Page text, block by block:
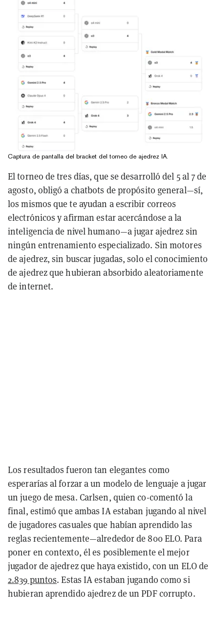
Captura de pantalla del bracket del torneo de ajedrez IA.
El torneo de tres días, que se desarrolló del 5 al 7 de
agosto, obligó a chatbots de propósito general—sí,
los mismos que te ayudan a escribir correos
electrónicos y afirman estar acercándose a la
inteligencia de nivel humano—a jugar ajedrez sin
ningún entrenamiento especializado. Sin motores
de ajedrez, sin buscar jugadas, solo el conocimiento
de ajedrez que hubieran absorbido aleatoriamente
de internet.
Los resultados fueron tan elegantes como
esperarías al forzar a un modelo de lenguaje a jugar
un juego de mesa. Carlsen, quien co-comentó la
final, estimó que ambas IA estaban jugando al nivel
de jugadores casuales que habían aprendido las
reglas recientemente—alrededor de 800 ELO. Para
poner en contexto, él es posiblemente el mejor
jugador de ajedrez que haya existido, con un ELO de
2.839 puntos. Estas IA estaban jugando como si
hubieran aprendido ajedrez de un PDF corrupto.